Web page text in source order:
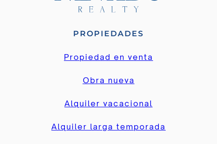
PROPIEDADES
Propiedad en venta
Obra nueva
Alquiler vacacional
Alquiler larga temporada